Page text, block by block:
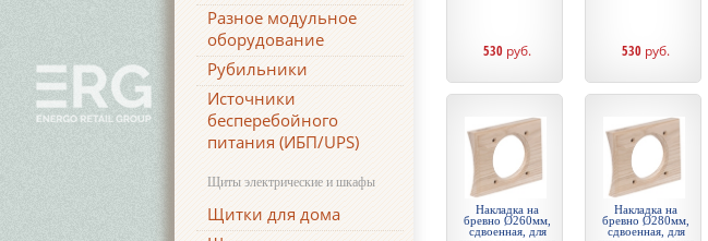
Разное модульное
оборудование
Рубильники
Источники
бесперебойного
питания (ИБП/UPS)
Щиты электрические и шкафы
Щитки для дома
530 руб. 530 руб.
Накладка на
бревно Ø260мм,
сдвоенная, для
Накладка на
бревно Ø280мм,
сдвоенная, для